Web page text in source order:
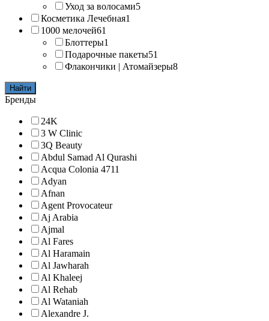
Уход за волосами5
Косметика Лечебная1
1000 мелочей61
Блоттеры1
Подарочные пакеты51
Флакончики | Атомайзеры8
Найти
Бренды
24K
3 W Clinic
3Q Beauty
Abdul Samad Al Qurashi
Acqua Colonia 4711
Adyan
Afnan
Agent Provocateur
Aj Arabia
Ajmal
Al Fares
Al Haramain
Al Jawharah
Al Khaleej
Al Rehab
Al Wataniah
Alexandre J.